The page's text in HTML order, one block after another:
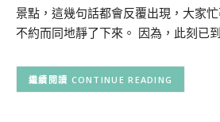
景點，這幾句話都會反覆出現，大家
不約而同地靜了下來。 因為，此刻已
CONTINUE READING